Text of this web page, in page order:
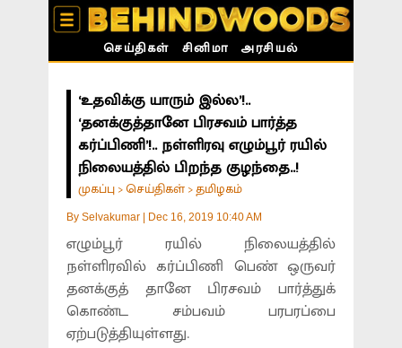
செய்திகள் சினிமா அரசியல்
‘உதவிக்கு யாரும் இல்ல’!..
‘தனக்குத்தானே பிரசவம் பார்த்த
கர்ப்பிணி’!.. நள்ளிரவு எழும்பூர் ரயில்
நிலையத்தில் பிறந்த குழந்தை..!
முகப்பு >செய்திகள் >தமிழகம்
By Selvakumar Dec 16, 2019 10:40 AM
எழும்பூர் ரயில் நிலையத்தில்
நள்ளிரவில் கர்ப்பிணி பெண் ஒருவர்
தனக்குத் தானே பிரசவம் பார்த்துக்
கொண்ட சம்பவம் பரபரப்பை
ஏற்படுத்தியுள்ளது.